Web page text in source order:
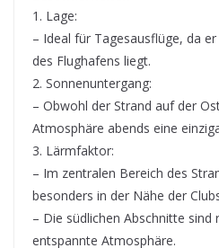
1. Lage:
– Ideal für Tagesausflüge, da
des Flughafens liegt.
2. Sonnenuntergang:
– Obwohl der Strand auf der
Atmosphäre abends eine
3. Lärmfaktor:
– Im zentralen Bereich des
besonders in der Nähe der
– Die südlichen Abschnitte sind
entspannte Atmosphäre.